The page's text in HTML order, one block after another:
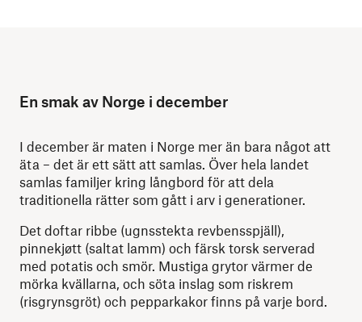
En smak av Norge i december
I december är maten i Norge mer än bara något att
äta – det är ett sätt att samlas. Över hela landet
samlas familjer kring långbord för att dela
traditionella rätter som gått i arv i generationer.
Det doftar ribbe (ugnsstekta revbensspjäll),
pinnekjøtt (saltat lamm) och färsk torsk serverad
med potatis och smör. Mustiga grytor värmer de
mörka kvällarna, och söta inslag som riskrem
(risgrynsgröt) och pepparkakor finns på varje bord.